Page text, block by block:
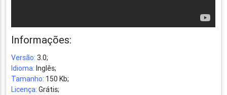
Informações:
Versão: 3.0;
Idioma: Inglês;
Tamanho: 150 Kb;
Licença: Grátis;